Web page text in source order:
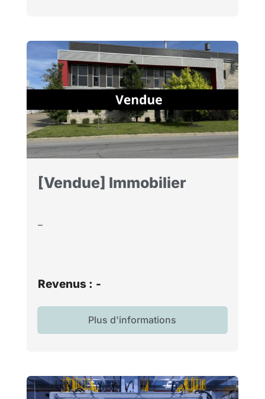
[Vendue] Immobilier
–
Revenus : -
Plus d'informations